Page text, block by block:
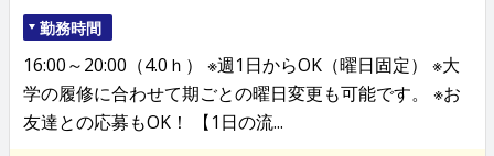
勤務時間
16:00～20:00（4.0ｈ） ※週1日からOK（曜日固定） ※大
学の履修に合わせて期ごとの曜日変更も可能です。 ※お
友達との応募もOK！ 【1日の流...